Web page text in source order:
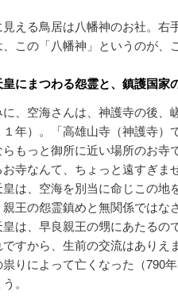
える鳥居は八幡神のお社。右
、この「八幡神」というのが、
にまつわる怨霊と、鎮護国家
に、空海さんは、神護寺の後、
１年）。「高雄山寺（神護寺
らもっと御所に近い場所のお
寺なんて、ちょっと遠すぎま
は、空海を別当に命じこの地
王の怨霊鎮めと無関係ではな
は、早良親王の甥にあたるの
すから、生前の交流はありえ
りによって亡くなった（790
。